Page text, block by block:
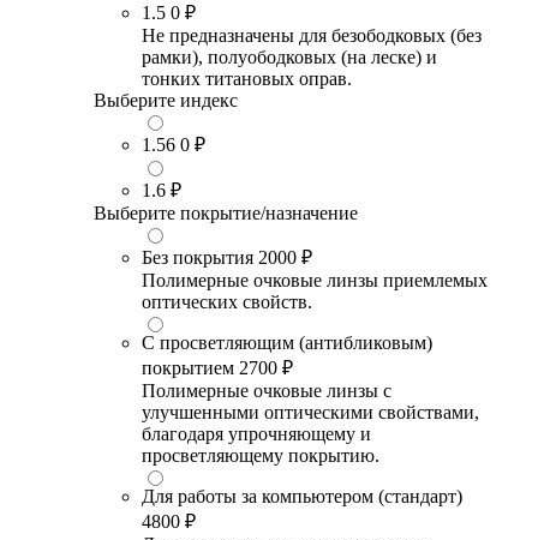
1.5 0 ₽
Не предназначены для безободковых (без
рамки), полуободковых (на леске) и
тонких титановых оправ.
Выберите индекс
1.56 0 ₽
1.6 ₽
Выберите покрытие/назначение
Без покрытия 2000 ₽
Полимерные очковые линзы приемлемых
оптических свойств.
С просветляющим (антибликовым)
покрытием 2700 ₽
Полимерные очковые линзы с
улучшенными оптическими свойствами,
благодаря упрочняющему и
просветляющему покрытию.
Для работы за компьютером (стандарт)
4800 ₽